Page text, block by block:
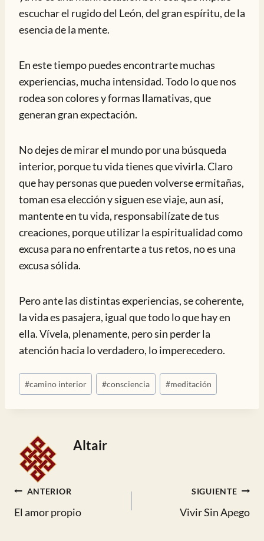
escuchar el rugido del León, del gran espíritu, de la
esencia de la mente.
En este tiempo puedes encontrarte muchas
experiencias, mucha intensidad. Todo lo que nos
rodea son colores y formas llamativas, que
generan gran expectación.
No dejes de mirar el mundo por una búsqueda
interior, porque tu vida tienes que vivirla. Claro
que hay personas que pueden volverse ermitañas,
toman esa elección y siguen ese viaje, aun así,
mantente en tu vida, responsabilízate de tus
creaciones, porque utilizar la espiritualidad como
excusa para no enfrentarte a tus retos, no es una
excusa sólida.
Pero ante las distintas experiencias, se coherente,
la vida es pasajera, igual que todo lo que hay en
ella. Vívela, plenamente, pero sin perder la
atención hacia lo verdadero, lo imperecedero.
Etiquetas
de
la
#camino interior #consciencia #meditación
Altair
Navegación
ANTERIOR
El amor propio
SIGUIENTE
Vivir Sin Apego